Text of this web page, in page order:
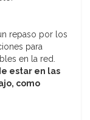
repaso por los
para
en la red.
estar en las
como